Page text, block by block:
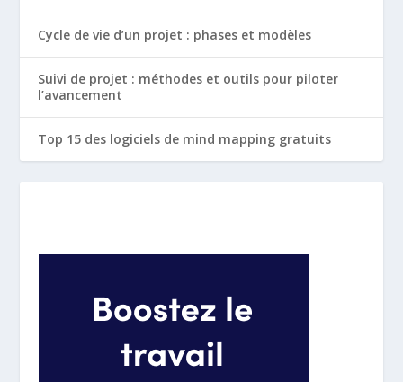
Cycle de vie d’un projet : phases et modèles
Suivi de projet : méthodes et outils pour piloter
l’avancement
Top 15 des logiciels de mind mapping gratuits